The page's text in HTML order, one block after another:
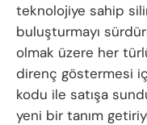
teknolojiye sahip
buluşturmayı
olmak üzere her
direnç göstermesi
kodu ile satışa
yeni bir tanım